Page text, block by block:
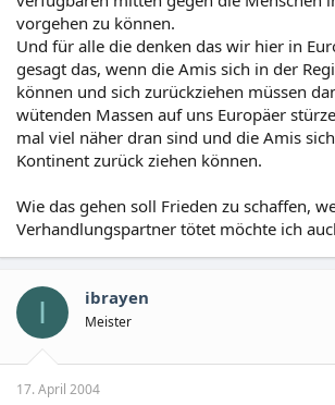
vorgehen zu können.
Und für alle die denken das wir hier in
gesagt das, wenn die Amis sich in der
können und sich zurückziehen müssen
wütenden Massen auf uns Europäer
mal viel näher dran sind und die Amis
Kontinent zurück ziehen können.
Wie das gehen soll Frieden zu schaffen,
Verhandlungspartner tötet möchte ich
I ibrayen
Meister
17. April 2004